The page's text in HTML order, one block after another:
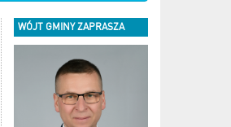
WÓJT GMINY ZAPRASZA